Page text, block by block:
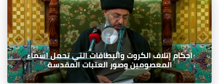
احكام إتلاف الكروت والبطاقات التي تحمل اسماء
المعصومين وصور العتبات المقدسة